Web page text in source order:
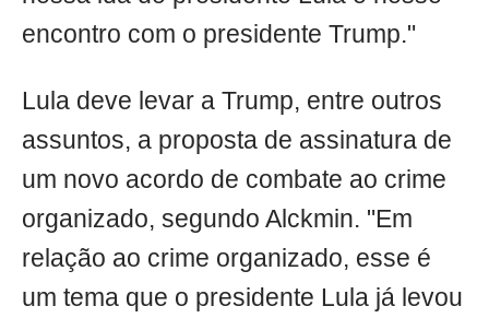
encontro com o presidente Trump."
Lula deve levar a Trump, entre outros
assuntos, a proposta de assinatura de
um novo acordo de combate ao crime
organizado, segundo Alckmin. "Em
relação ao crime organizado, esse é
um tema que o presidente Lula já levou